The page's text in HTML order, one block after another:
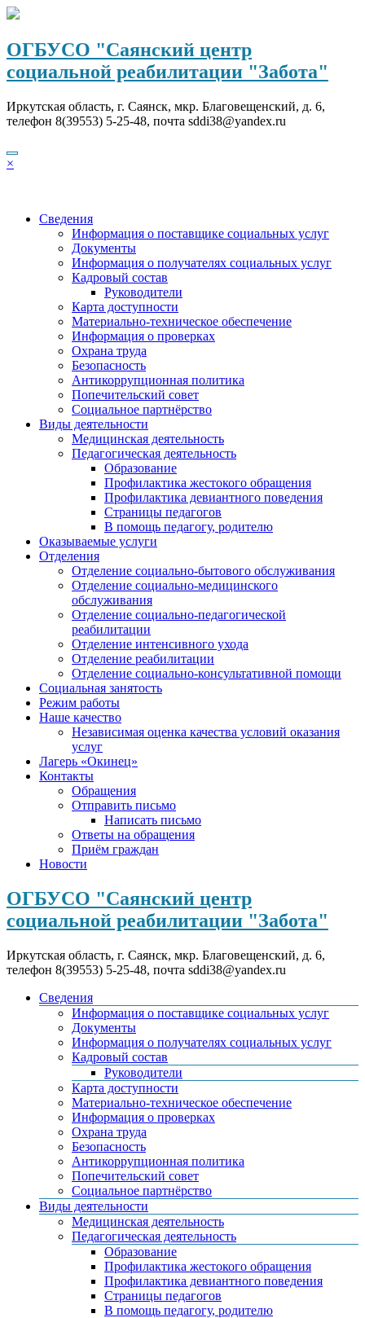
Перейти
содержимому
ОГБУСО "Саянский центр
социальной реабилитации "Забота"
Иркутская область, г. Саянск, мкр. Благовещенский, д. 6,
телефон 8(39553) 5-25-48, почта sddi38@yandex.ru
×
Сведения
Информация о поставщике социальных услуг
Документы
Информация о получателях социальных услуг
Кадровый состав
Руководители
Карта доступности
Материально-техническое обеспечение
Информация о проверках
Охрана труда
Безопасность
Антикоррупционная политика
Попечительский совет
Социальное партнёрство
Виды деятельности
Медицинская деятельность
Педагогическая деятельность
Образование
Профилактика жестокого обращения
Профилактика девиантного поведения
Страницы педагогов
В помощь педагогу, родителю
Оказываемые услуги
Отделения
Отделение социально-бытового обслуживания
Отделение социально-медицинского
обслуживания
Отделение социально-педагогической
реабилитации
Отделение интенсивного ухода
Отделение реабилитации
Отделение социально-консультативной помощи
Социальная занятость
Режим работы
Наше качество
Независимая оценка качества условий оказания
услуг
Лагерь «Окинец»
Контакты
Обращения
Отправить письмо
Написать письмо
Ответы на обращения
Приём граждан
Новости
ОГБУСО "Саянский центр
социальной реабилитации "Забота"
Иркутская область, г. Саянск, мкр. Благовещенский, д. 6,
телефон 8(39553) 5-25-48, почта sddi38@yandex.ru
Сведения
Информация о поставщике социальных услуг
Документы
Информация о получателях социальных услуг
Кадровый состав
Руководители
Карта доступности
Материально-техническое обеспечение
Информация о проверках
Охрана труда
Безопасность
Антикоррупционная политика
Попечительский совет
Социальное партнёрство
Виды деятельности
Медицинская деятельность
Педагогическая деятельность
Образование
Профилактика жестокого обращения
Профилактика девиантного поведения
Страницы педагогов
В помощь педагогу, родителю